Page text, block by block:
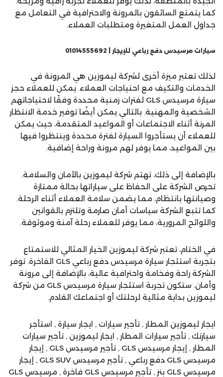
كما يتمتع السائقون بالمرونة والاحترافية في التعامل مع
جداول العمل المتغيرة ومتطلبات العملاء.
سيارات مرسيدس دفع رباعي للإيجار | 01014555692
لذلك تعتبر ميزة أخرى لشركة ليموزين هي المرونة في
الخدمات والتكيف مع احتياجات العملاء. يمكن للعملاء حجز
سيارة مرسيدس GLS لفترات زمنية محددة وفقًا لاحتياجاتهم
الشخصية والمهنية. بالتالي يمكن أيضًا توفير خدمة الانتظار
المرنة أثناء الاجتماعات أو المواعيد المتقدمة، حيث يمكن
للعملاء أن يستأجروا السيارة لفترة محددة وينتظروا فيها
بين المواعيد، مما يوفر لهم مرونة وراحة إضافية.
بالإضافة إلى ذلك، تهتم شركة ليموزين بالأمان والسلامة.
تحرص الشركة على الحفاظ على سياراتها بحالة ممتازة
وصيانتها بانتظام، مما يضمن سلامة العملاء أثناء الرحلة.
كما تتبع الشركة سياسات أمان صارمة وتلتزم بالقوانين
واللوائح المرورية، مما يوفر للعملاء رحلة آمنة وموثوقة.
في الختام، تعتبر شركة ليموزين الخيار المثالي للاستمتاع
بتجربة استئجار سيارة مرسيدس دفع رباعي GLS الفاخرة. توفر
الشركة راحة وفخامة واحترافية عالية، بالإضافة إلى مرونة
وأمان. ستكون تجربة استئجار سيارة مرسيدس GLS من شركة
ليموزين بداية مثالية لرحلتك أو اجتماعك القادم.
ايجار ليموزين المطار , تأجير سيارات , ايجار سيارة , استأجر
سيارتك , تأجير سيارات المطار , ايجار ليموزين , تأجير سيارات
المطار , إيجار مرسيدس GLS , تأجير مرسيدس GLS , إيجار
مرسيدس GLS دفع رباعي , تأجير مرسيدس GLS SUV , إيجار
مرسيدس GLS بنز , تأجير مرسيدس GLS فاخرة , مرسيدس GLS